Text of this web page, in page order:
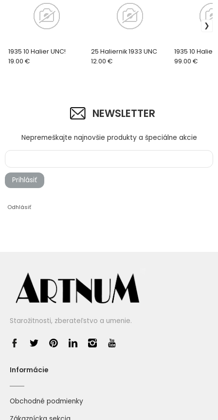
1935 10 Halier UNC!
19.00 €
25 Haliernik 1933 UNC
12.00 €
1935 10 Halier
99.00 €
NEWSLETTER
Nepremeškajte najnovšie produkty a špeciálne akcie
Prihlásiť
Odhlásiť
Starožitnosti, zberateľstvo a umenie.
Informácie
Obchodné podmienky